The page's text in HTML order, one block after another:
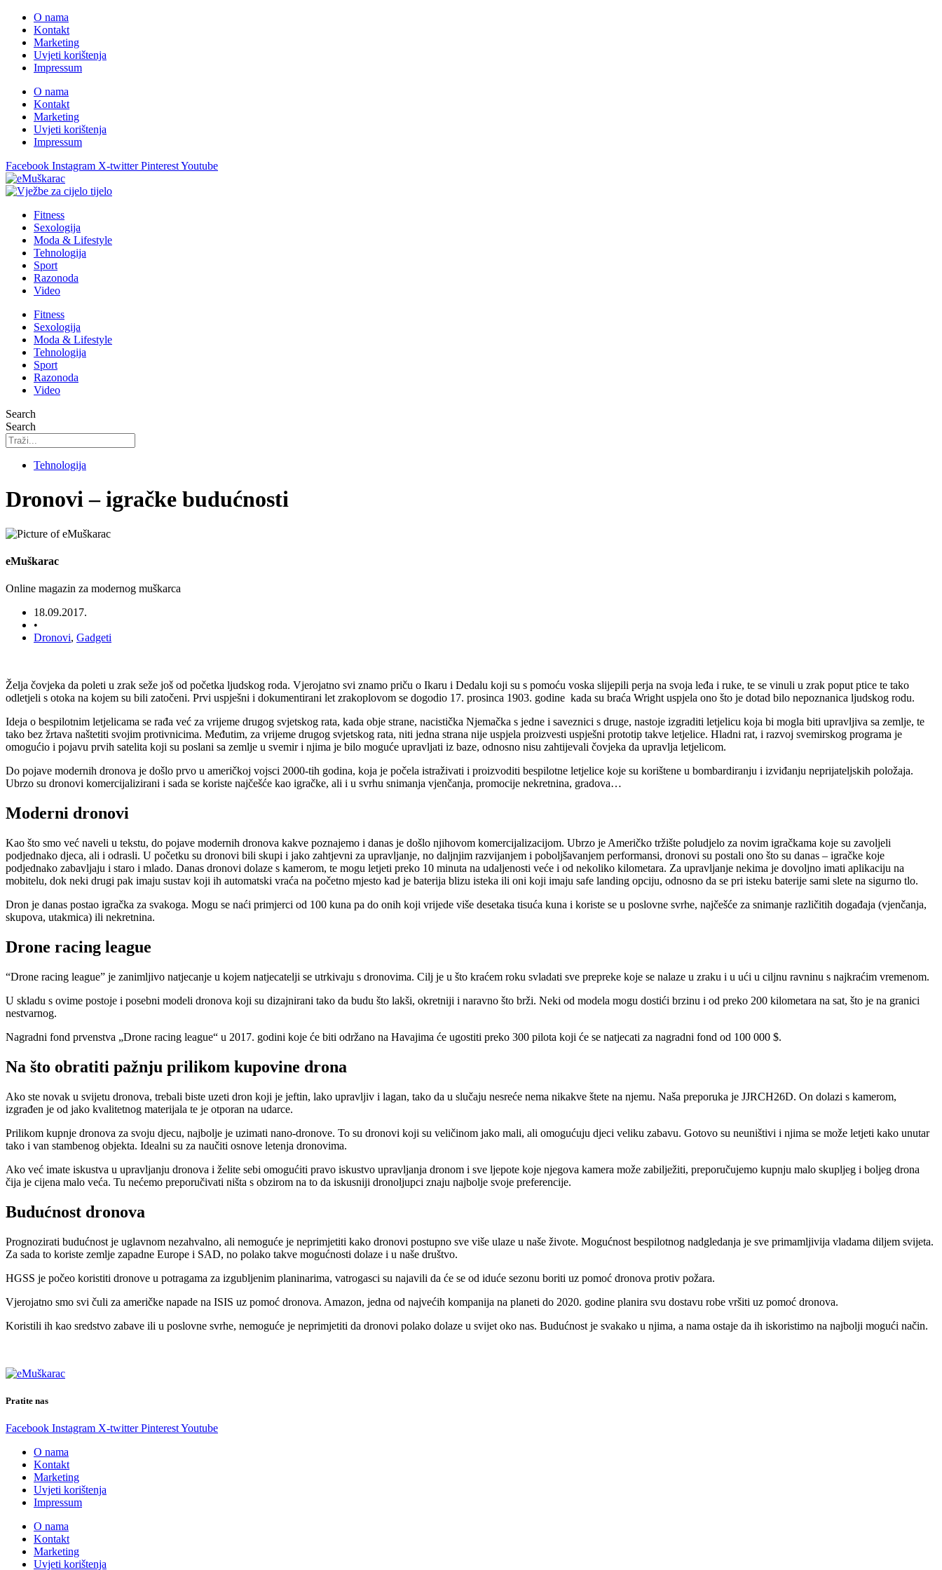
O nama
Kontakt
Marketing
Uvjeti korištenja
Impressum
O nama
Kontakt
Marketing
Uvjeti korištenja
Impressum
Facebook Instagram X-twitter PinterestYoutube
Fitness
Sexologija
Moda & Lifestyle
Tehnologija
Sport
Razonoda
Video
Fitness
Sexologija
Moda & Lifestyle
Tehnologija
Sport
Razonoda
Video
Search
Search
Tehnologija
Dronovi – igračke budućnosti
eMuškarac
Online magazin za modernog muškarca
18.09.2017.
•
Dronovi, Gadgeti
Želja čovjeka da poleti u zrak seže još od početka ljudskog roda. Vjerojatno svi znamo priču o Ikaru i Dedalu koji su s pomoću voska slijepili perja na svoja leđa i ruke, te se vinuli u zrak poput ptice te tako
odletjeli s otoka na kojem su bili zatočeni. Prvi uspješni i dokumentirani let zrakoplovom se dogodio 17. prosinca 1903. godine kada su braća Wright uspjela ono što je dotad bilo nepoznanica ljudskog rodu.
Ideja o bespilotnim letjelicama se rađa već za vrijeme drugog svjetskog rata, kada obje strane, nacistička Njemačka s jedne i saveznici s druge, nastoje izgraditi letjelicu koja bi mogla biti upravljiva sa zemlje, te
tako bez žrtava naštetiti svojim protivnicima. Međutim, za vrijeme drugog svjetskog rata, niti jedna strana nije uspjela proizvesti uspješni prototip takve letjelice. Hladni rat, i razvoj svemirskog programa je
omogućio i pojavu prvih satelita koji su poslani sa zemlje u svemir i njima je bilo moguće upravljati iz baze, odnosno nisu zahtijevali čovjeka da upravlja letjelicom.
Do pojave modernih dronova je došlo prvo u američkoj vojsci 2000-tih godina, koja je počela istraživati i proizvoditi bespilotne letjelice koje su korištene u bombardiranju i izviđanju neprijateljskih položaja.
Ubrzo su dronovi komercijalizirani i sada se koriste najčešće kao igračke, ali i u svrhu snimanja vjenčanja, promocije nekretnina, gradova…
Moderni dronovi
Kao što smo već naveli u tekstu, do pojave modernih dronova kakve poznajemo i danas je došlo njihovom komercijalizacijom. Ubrzo je Američko tržište poludjelo za novim igračkama koje su zavoljeli
podjednako djeca, ali i odrasli. U početku su dronovi bili skupi i jako zahtjevni za upravljanje, no daljnjim razvijanjem i poboljšavanjem performansi, dronovi su postali ono što su danas – igračke koje
podjednako zabavljaju i staro i mlado. Danas dronovi dolaze s kamerom, te mogu letjeti preko 10 minuta na udaljenosti veće i od nekoliko kilometara. Za upravljanje nekima je dovoljno imati aplikaciju na
mobitelu, dok neki drugi pak imaju sustav koji ih automatski vraća na početno mjesto kad je baterija blizu isteka ili oni koji imaju safe landing opciju, odnosno da se pri isteku baterije sami slete na sigurno tlo.
Dron je danas postao igračka za svakoga. Mogu se naći primjerci od 100 kuna pa do onih koji vrijede više desetaka tisuća kuna i koriste se u poslovne svrhe, najčešće za snimanje različitih događaja (vjenčanja,
skupova, utakmica) ili nekretnina.
Drone racing league
“Drone racing league” je zanimljivo natjecanje u kojem natjecatelji se utrkivaju s dronovima. Cilj je u što kraćem roku svladati sve prepreke koje se nalaze u zraku i u ući u ciljnu ravninu s najkraćim vremenom.
U skladu s ovime postoje i posebni modeli dronova koji su dizajnirani tako da budu što lakši, okretniji i naravno što brži. Neki od modela mogu dostići brzinu i od preko 200 kilometara na sat, što je na granici
nestvarnog.
Nagradni fond prvenstva „Drone racing league“ u 2017. godini koje će biti održano na Havajima će ugostiti preko 300 pilota koji će se natjecati za nagradni fond od 100 000 $.
Na što obratiti pažnju prilikom kupovine drona
Ako ste novak u svijetu dronova, trebali biste uzeti dron koji je jeftin, lako upravljiv i lagan, tako da u slučaju nesreće nema nikakve štete na njemu. Naša preporuka je JJRCH26D. On dolazi s kamerom,
izgrađen je od jako kvalitetnog materijala te je otporan na udarce.
Prilikom kupnje dronova za svoju djecu, najbolje je uzimati nano-dronove. To su dronovi koji su veličinom jako mali, ali omogućuju djeci veliku zabavu. Gotovo su neuništivi i njima se može letjeti kako unutar
tako i van stambenog objekta. Idealni su za naučiti osnove letenja dronovima.
Ako već imate iskustva u upravljanju dronova i želite sebi omogućiti pravo iskustvo upravljanja dronom i sve ljepote koje njegova kamera može zabilježiti, preporučujemo kupnju malo skupljeg i boljeg drona
čija je cijena malo veća. Tu nećemo preporučivati ništa s obzirom na to da iskusniji dronoljupci znaju najbolje svoje preferencije.
Budućnost dronova
Prognozirati budućnost je uglavnom nezahvalno, ali nemoguće je neprimjetiti kako dronovi postupno sve više ulaze u naše živote. Mogućnost bespilotnog nadgledanja je sve primamljivija vladama diljem svijeta.
Za sada to koriste zemlje zapadne Europe i SAD, no polako takve mogućnosti dolaze i u naše društvo.
HGSS je počeo koristiti dronove u potragama za izgubljenim planinarima, vatrogasci su najavili da će se od iduće sezonu boriti uz pomoć dronova protiv požara.
Vjerojatno smo svi čuli za američke napade na ISIS uz pomoć dronova. Amazon, jedna od najvećih kompanija na planeti do 2020. godine planira svu dostavu robe vršiti uz pomoć dronova.
Koristili ih kao sredstvo zabave ili u poslovne svrhe, nemoguće je neprimjetiti da dronovi polako dolaze u svijet oko nas. Budućnost je svakako u njima, a nama ostaje da ih iskoristimo na najbolji mogući način.
Pratite nas
Facebook Instagram X-twitter PinterestYoutube
O nama
Kontakt
Marketing
Uvjeti korištenja
Impressum
O nama
Kontakt
Marketing
Uvjeti korištenja